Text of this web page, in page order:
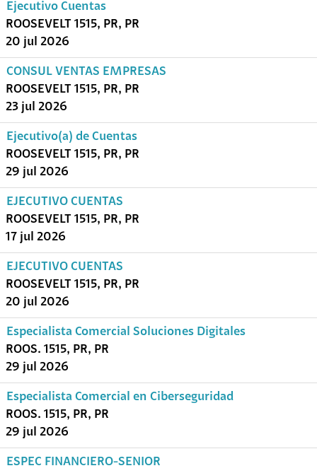
Ejecutivo Cuentas
ROOSEVELT 1515, PR, PR
20 jul 2026
CONSUL VENTAS EMPRESAS
ROOSEVELT 1515, PR, PR
23 jul 2026
Ejecutivo(a) de Cuentas
ROOSEVELT 1515, PR, PR
29 jul 2026
EJECUTIVO CUENTAS
ROOSEVELT 1515, PR, PR
17 jul 2026
EJECUTIVO CUENTAS
ROOSEVELT 1515, PR, PR
20 jul 2026
Especialista Comercial Soluciones Digitales
ROOS. 1515, PR, PR
29 jul 2026
Especialista Comercial en Ciberseguridad
ROOS. 1515, PR, PR
29 jul 2026
ESPEC FINANCIERO-SENIOR